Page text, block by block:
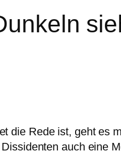
die Rede ist, geht es
auch eine